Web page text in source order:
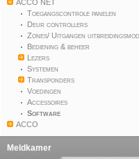
ACCO NET
Toegangscontrole panelen
Deur controllers
Zones/ Uitgangen
Bediening & beheer
Lezers
Systemen
Transponders
Voedingen
Accessoires
Software
ACCO
Meldkamer